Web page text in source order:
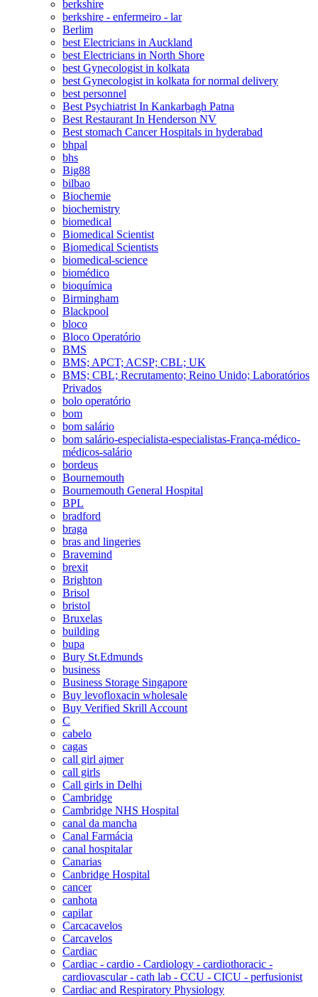
berkshire
berkshire - enfermeiro - lar
Berlim
best Electricians in Auckland
best Electricians in North Shore
best Gynecologist in kolkata
best Gynecologist in kolkata for normal delivery
best personnel
Best Psychiatrist In Kankarbagh Patna
Best Restaurant In Henderson NV
Best stomach Cancer Hospitals in hyderabad
bhpal
bhs
Big88
bilbao
Biochemie
biochemistry
biomedical
Biomedical Scientist
Biomedical Scientists
biomedical-science
biomédico
bioquímica
Birmingham
Blackpool
bloco
Bloco Operatório
BMS
BMS; APCT; ACSP; CBL; UK
BMS; CBL; Recrutamento; Reino Unido; Laboratórios
Privados
bolo operatório
bom
bom salário
bom salário-especialista-especialistas-França-médico-
médicos-salário
bordeus
Bournemouth
Bournemouth General Hospital
BPL
bradford
braga
bras and lingeries
Bravemind
brexit
Brighton
Brisol
bristol
Bruxelas
building
bupa
Bury St.Edmunds
business
Business Storage Singapore
Buy levofloxacin wholesale
Buy Verified Skrill Account
C
cabelo
cagas
call girl ajmer
call girls
Call girls in Delhi
Cambridge
Cambridge NHS Hospital
canal da mancha
Canal Farmácia
canal hospitalar
Canarias
Canbridge Hospital
cancer
canhota
capilar
Carcacavelos
Carcavelos
Cardiac
Cardiac - cardio - Cardiology - cardiothoracic -
cardiovascular - cath lab - CCU - CICU - perfusionist
Cardiac and Respiratory Physiology